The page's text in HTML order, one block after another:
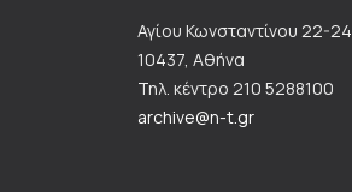
Αγίου Κωνσταντίνου 22-24
10437, Αθήνα
Τηλ. κέντρο 210 5288100
archive@n-t.gr